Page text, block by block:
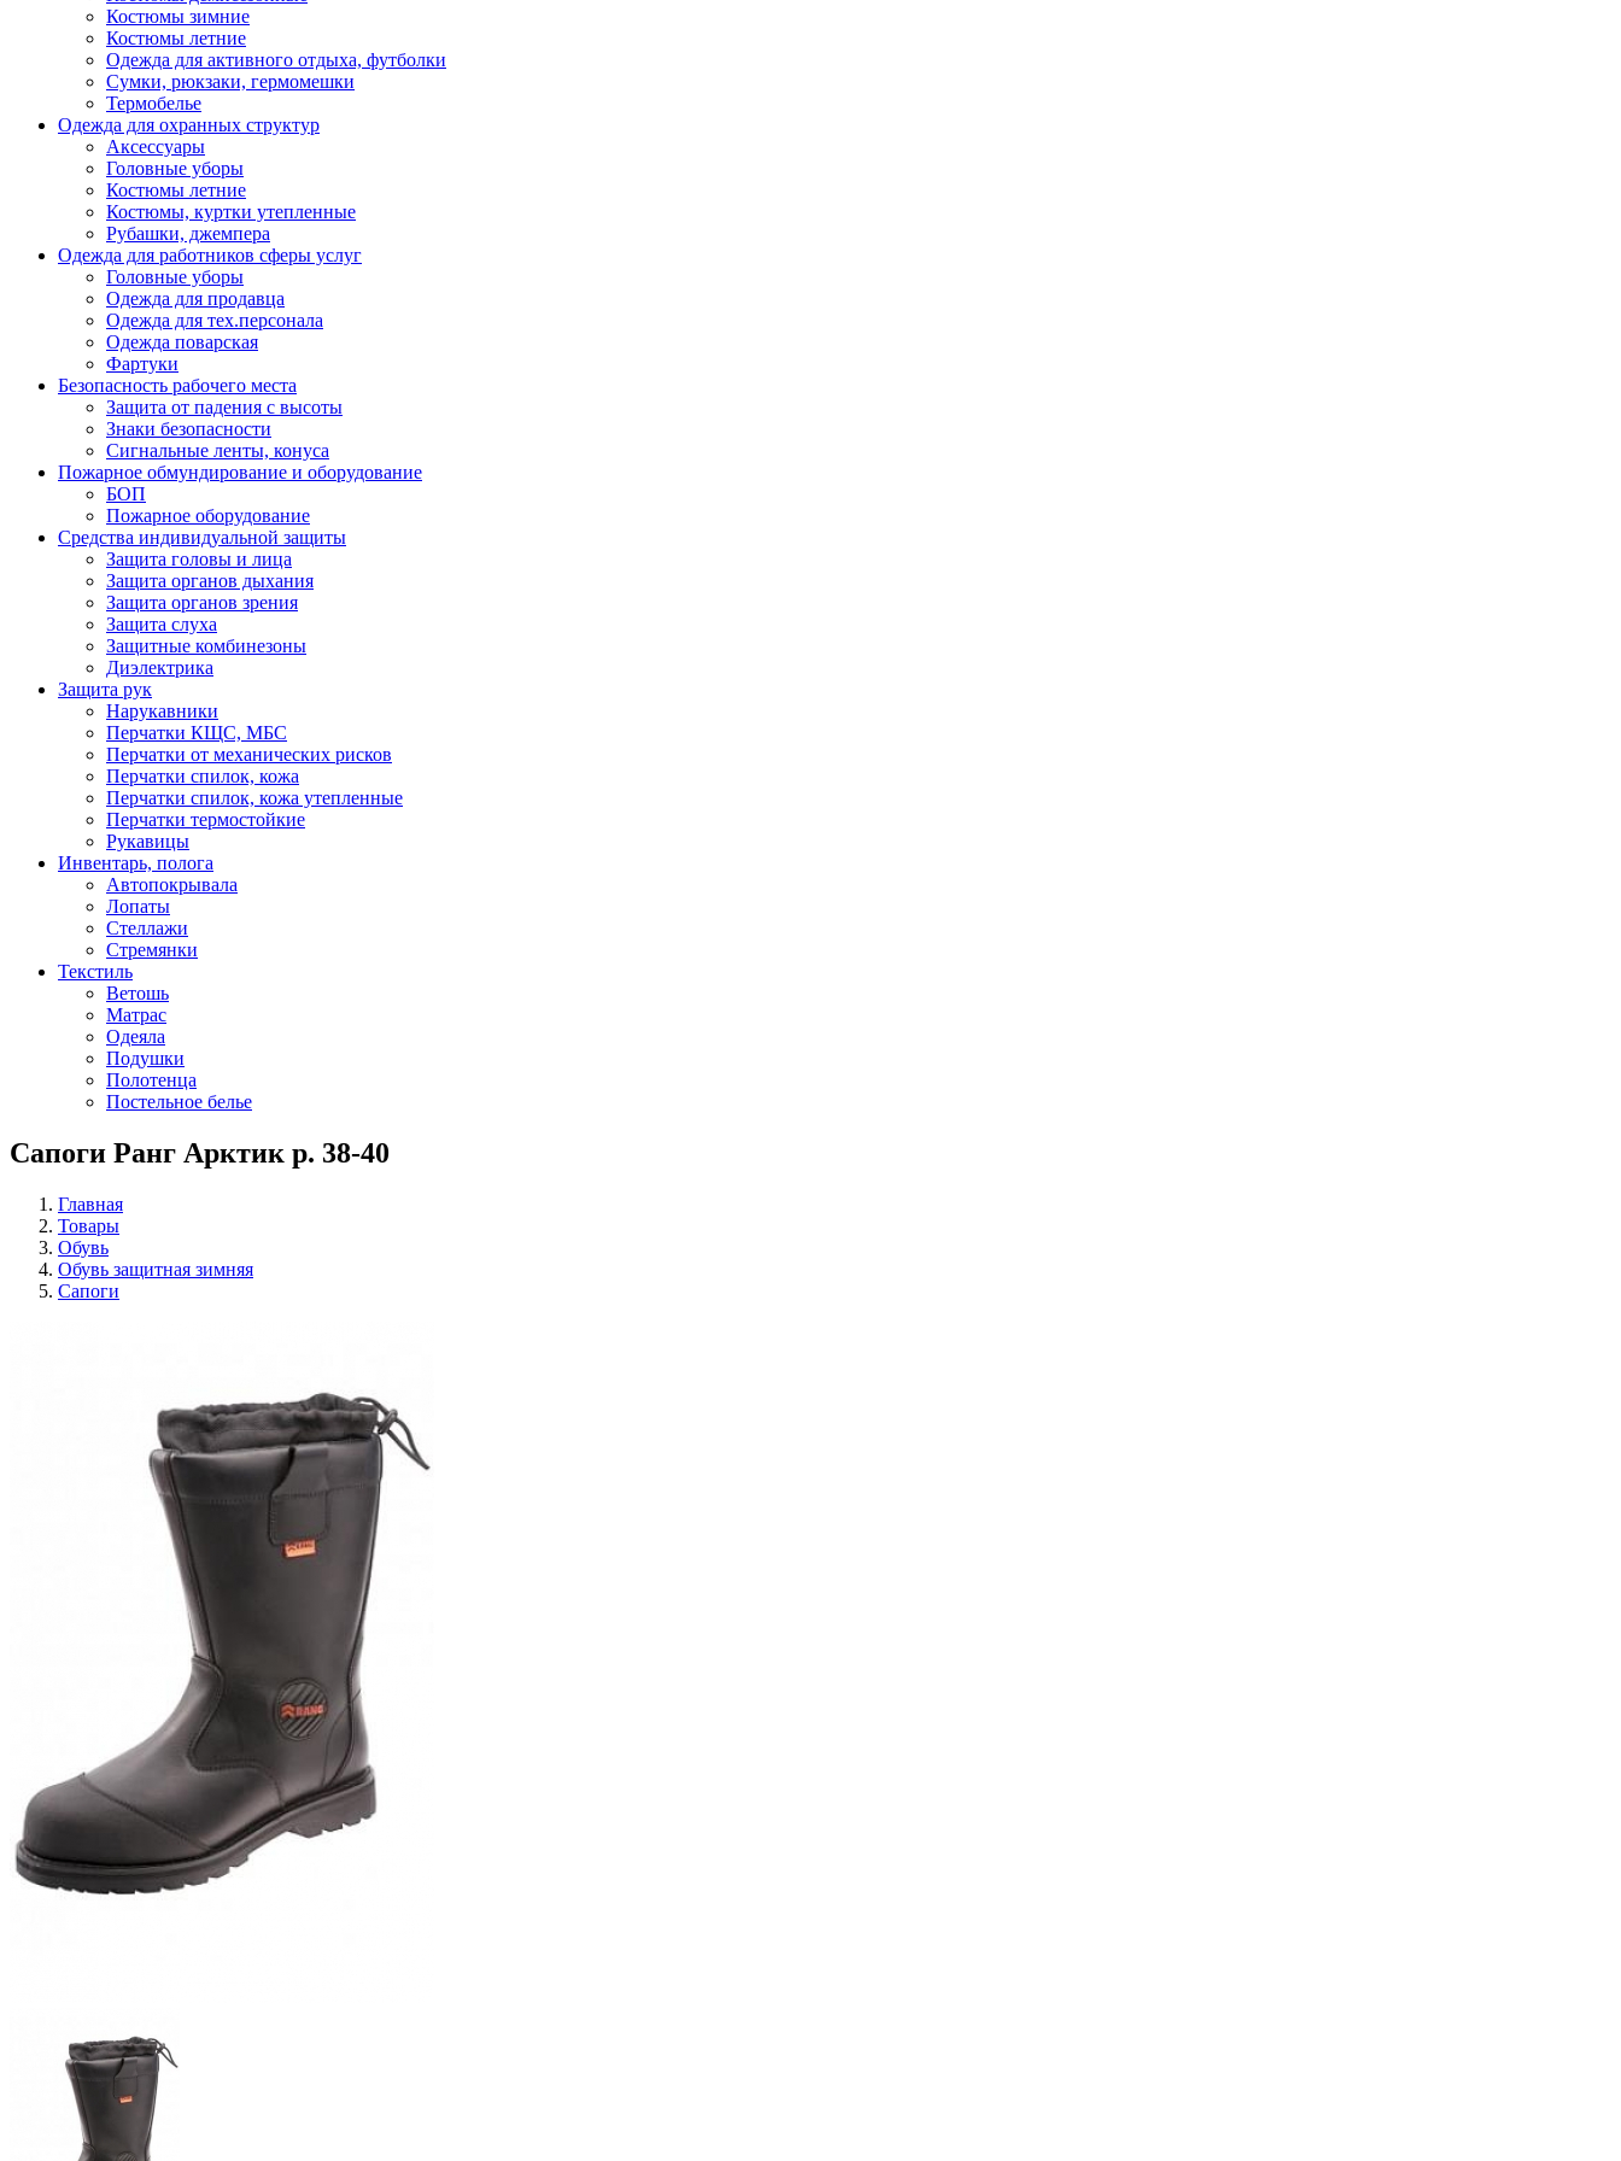
Костюмы зимние
Костюмы летние
Одежда для активного отдыха, футболки
Сумки, рюкзаки, гермомешки
Термобелье
Одежда для охранных структур
Аксессуары
Головные уборы
Костюмы летние
Костюмы, куртки утепленные
Рубашки, джемпера
Одежда для работников сферы услуг
Головные уборы
Одежда для продавца
Одежда для тех.персонала
Одежда поварская
Фартуки
Безопасность рабочего места
Защита от падения с высоты
Знаки безопасности
Сигнальные ленты, конуса
Пожарное обмундирование и оборудование
БОП
Пожарное оборудование
Средства индивидуальной защиты
Защита головы и лица
Защита органов дыхания
Защита органов зрения
Защита слуха
Защитные комбинезоны
Диэлектрика
Защита рук
Нарукавники
Перчатки КЩС, МБС
Перчатки от механических рисков
Перчатки спилок, кожа
Перчатки спилок, кожа утепленные
Перчатки термостойкие
Рукавицы
Инвентарь, полога
Автопокрывала
Лопаты
Стеллажи
Стремянки
Текстиль
Ветошь
Матрас
Одеяла
Подушки
Полотенца
Постельное белье
Сапоги Ранг Арктик р. 38-40
Главная
Товары
Обувь
Обувь защитная зимняя
Сапоги